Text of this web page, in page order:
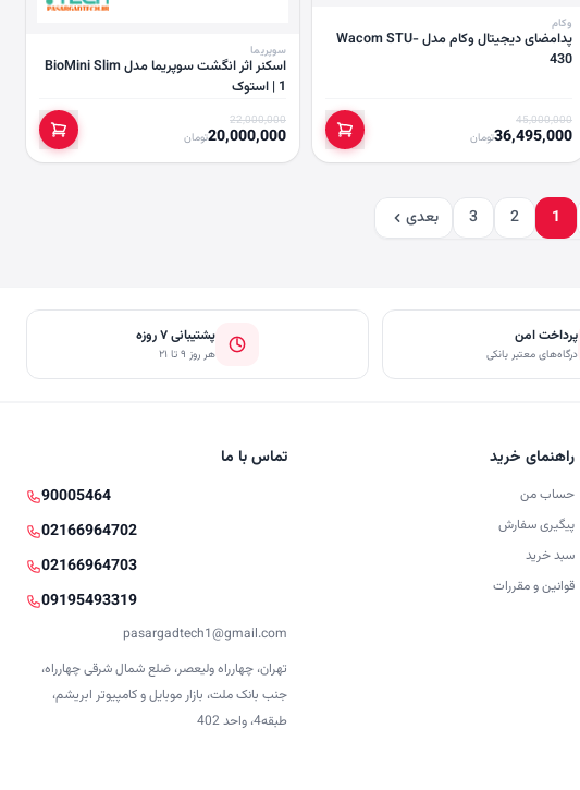
وکام
پدامضای دیجیتال وکام مدل Wacom STU-
430
45,000,000
36,495,000تومان
سوپریما
اسکنر اثر انگشت سوپریما مدل BioMini Slim
1 | استوک
22,000,000
20,000,000تومان
1
2
3 بعدی
پرداخت امن
درگاه‌های معتبر بانکی
پشتیبانی ۷ روزه
هر روز ۹ تا ۲۱
راهنمای خرید
حساب من
پیگیری سفارش
سبد خرید
قوانین و مقررات
تماس با ما
90005464
02166964702
02166964703
09195493319
pasargadtech1@gmail.com
تهران، چهارراه ولیعصر، ضلع شمال شرقی چهارراه،
جنب بانک ملت، بازار موبایل و کامپیوتر ابریشم،
طبقه4، واحد 402